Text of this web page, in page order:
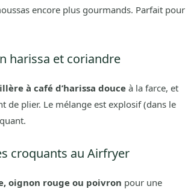
encore plus gourmands. Parfait pour
harissa et coriandre
à café d’harissa douceà la farce, et
de plier. Le mélange est explosif (dans le
croquants au Airfryer
oignon rouge ou poivron pour une